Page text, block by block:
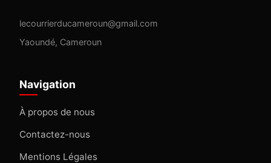
lecourrierducameroun@gmail.com
Yaoundé, Cameroun
Navigation
À propos de nous
Contactez-nous
Mentions Légales